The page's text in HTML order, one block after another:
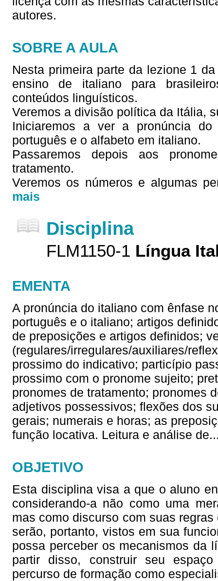
autores.
SOBRE A AULA
Nesta primeira parte da lezione 1
ensino de italiano para
conteúdos linguísticos.
Veremos a divisão política da Itália,
Iniciaremos a ver a pronúncia
português e o alfabeto em italiano.
Passaremos depois aos
tratamento.
Veremos os números e algumas
mais
Disciplina
FLM1150-1 Língua
EMENTA
A pronúncia do italiano com ênfase
português e o italiano; artigos
de preposições e artigos definidos;
(regulares/irregulares/auxiliares/
prossimo do indicativo; particípio
prossimo com o pronome sujeito;
pronomes de tratamento; pronomes
adjetivos possessivos; flexões dos
gerais; numerais e horas; as
função locativa. Leitura e análise de
OBJETIVO
Esta disciplina visa a que o aluno
considerando-a não como uma
mas como discurso com suas
serão, portanto, vistos em sua
possa perceber os mecanismos da
partir disso, construir seu
percurso de formação como